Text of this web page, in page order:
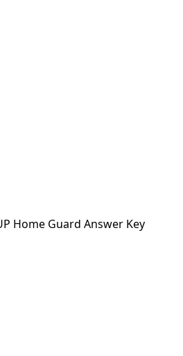
Home Guard Answer Key